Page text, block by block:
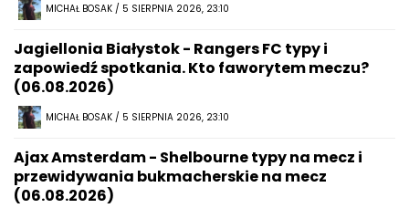
MICHAŁ BOSAK / 5 SIERPNIA 2026, 23:10
Jagiellonia Białystok - Rangers FC typy i
zapowiedź spotkania. Kto faworytem meczu?
(06.08.2026)
MICHAŁ BOSAK / 5 SIERPNIA 2026, 23:10
Ajax Amsterdam - Shelbourne typy na mecz i
przewidywania bukmacherskie na mecz
(06.08.2026)